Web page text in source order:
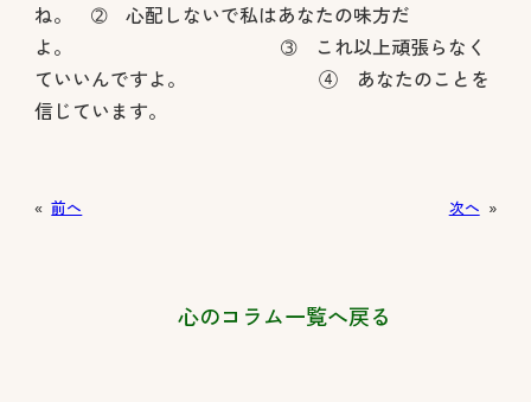
ね。 ➁ 心配しないで私はあなたの味方だ
よ。 ➂ これ以上頑張らなく
ていいんですよ。 ④ あなたのことを
信じています。
« 前へ 次へ »
心のコラム一覧へ戻る